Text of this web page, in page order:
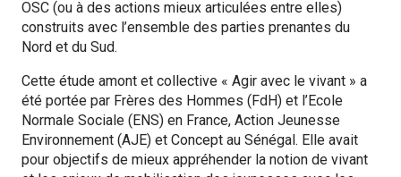
OSC (ou à des actions mieux articulées entre elles)
construits avec l’ensemble des parties prenantes du
Nord et du Sud.
Cette étude amont et collective « Agir avec le vivant » a
été portée par Frères des Hommes (FdH) et l’Ecole
Normale Sociale (ENS) en France, Action Jeunesse
Environnement (AJE) et Concept au Sénégal. Elle avait
pour objectifs de mieux appréhender la notion de vivant